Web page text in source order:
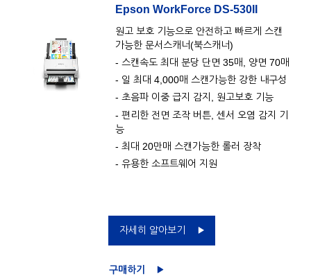
Epson WorkForce DS-530II
원고 보호 기능으로 안전하고 빠르게 스캔
가능한 문서스캐너(북스캐너)
- 스캔속도 최대 분당 단면 35매, 양면 70매
- 일 최대 4,000매 스캔가능한 강한 내구성
- 초음파 이중 급지 감지, 원고보호 기능
- 편리한 전면 조작 버튼, 센서 오염 감지 기
능
- 최대 20만매 스캔가능한 롤러 장착
- 유용한 소프트웨어 지원
자세히 알아보기
구매하기